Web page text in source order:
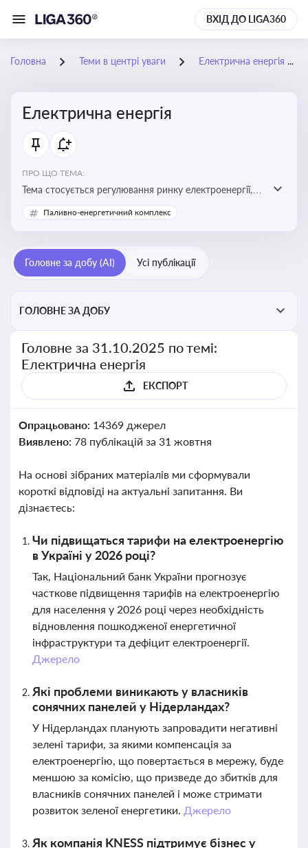
ВХІД ДО LIGA360
Головна Теми в центрі уваги Електрична енергія
Електрична енергія
ПРО ЩО ТЕМА:
Тема стосується регулювання ринку електроенергії,
включаючи її виробництво, постачання та фінансові
стимули для відновлюваної енергетики
Паливно-енергетичний комплекс
Головне за добу (AI) Усі публікації
ГОЛОВНЕ ЗА ДОБУ
Головне за 31.10.2025 по темі:
Електрична енергія
ЕКСПОРТ
Опрацьовано: 14369 джерел
Виявлено: 78 публікацій за 31 жовтня
На основі зібраних матеріалів ми сформували
короткі відповіді на актуальні запитання. Ви
дізнаєтесь:
Чи підвищаться тарифи на електроенергію
в Україні у 2026 році?
Так, Національний банк України прогнозує
часткове підвищення тарифів на електроенергію
для населення у 2026 році через необхідність
відновлення пошкодженої енергетичної
інфраструктури та дефіцит електроенергії.
Джерело
Які проблеми виникають у власників
сонячних панелей у Нідерландах?
У Нідерландах планують запровадити негативні
зелені тарифи, за якими компенсація за
електроенергію, що повертається в мережу, буде
меншою за комісію, що призведе до збитків для
власників сонячних панелей і може стримати
розвиток зеленої енергетики. Джерело
Як компанія KNESS підтримує бізнес у